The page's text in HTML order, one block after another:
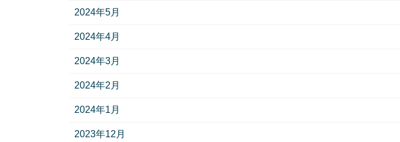
2024年5月
2024年4月
2024年3月
2024年2月
2024年1月
2023年12月